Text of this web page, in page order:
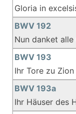
Gloria in
BWV 192
Nun danket
BWV 193
Ihr Tore zu Zion
BWV 193a
Ihr Häuser des